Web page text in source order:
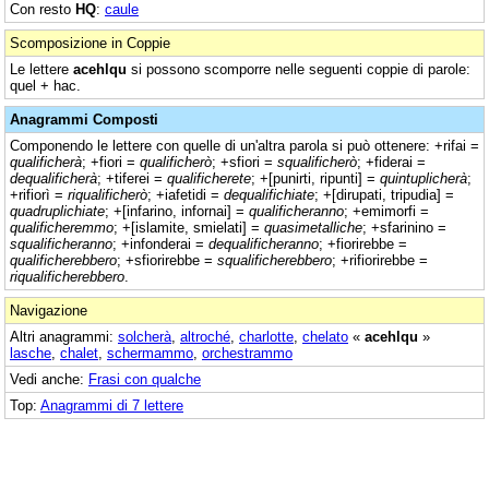
Con resto HQ: caule
Scomposizione in Coppie
Le lettere acehlqu si possono scomporre nelle seguenti coppie di parole:
quel + hac.
Anagrammi Composti
Componendo le lettere con quelle di un'altra parola si può ottenere: +rifai =
qualificherà; +fiori = qualificherò; +sfiori = squalificherò; +fiderai =
dequalificherà; +tiferei = qualificherete; +[punirti, ripunti] = quintuplicherà;
+rifiorì = riqualificherò; +iafetidi = dequalifichiate; +[dirupati, tripudia] =
quadruplichiate; +[infarino, infornai] = qualificheranno; +emimorfi =
qualificheremmo; +[islamite, smielati] = quasimetalliche; +sfarinino =
squalificheranno; +infonderai = dequalificheranno; +fiorirebbe =
qualificherebbero; +sfiorirebbe = squalificherebbero; +rifiorirebbe =
riqualificherebbero
Navigazione
Altri anagrammi: solcherà altroché charlotte chelato « acehlqu »
lasche chalet schermammo orchestrammo
Vedi anche: Frasi con qualche
Top: Anagrammi di 7 lettere